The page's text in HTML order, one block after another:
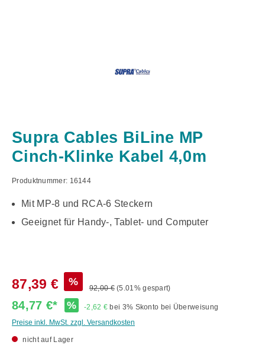
Supra Cables BiLine MP
Cinch-Klinke Kabel 4,0m
Produktnummer: 16144
Mit MP-8 und RCA-6 Steckern
Geeignet für Handy-, Tablet- und Computer
87,39 € %
92,00 € (5.01% gespart)
84,77 €* % -2,62 € bei 3% Skonto bei Überweisung
Preise inkl. MwSt. zzgl. Versandkosten
nicht auf Lager